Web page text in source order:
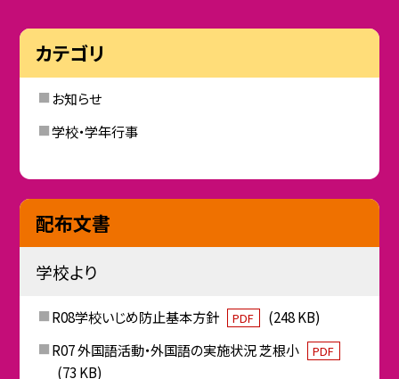
カテゴリ
お知らせ
学校・学年行事
配布文書
学校より
R08学校いじめ防止基本方針 PDF
(248 KB)
R07 外国語活動・外国語の実施状況 芝根小
PDF
(73 KB)